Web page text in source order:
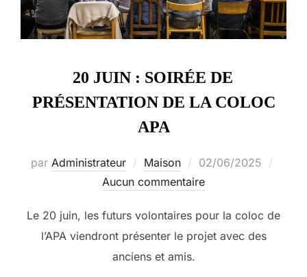
20 JUIN : SOIRÉE DE
PRÉSENTATION DE LA COLOC
APA
par Administrateur Maison
Publié
le
02/06/2025
Aucun commentaire
Le 20 juin, les futurs volontaires pour la coloc de
l’APA viendront présenter le projet avec des
anciens et amis.